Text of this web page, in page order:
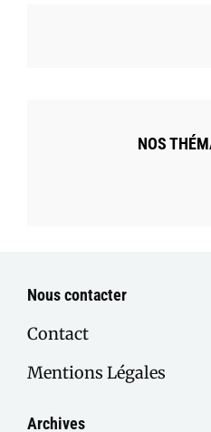
NOS
Nous contacter
Contact
Mentions Légales
Archives